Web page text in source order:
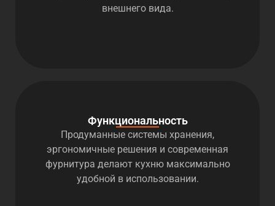
внешнего вида.
Функциональность
Продуманные системы хранения,
эргономичные решения и современная
фурнитура делают кухню максимально
удобной в использовании.